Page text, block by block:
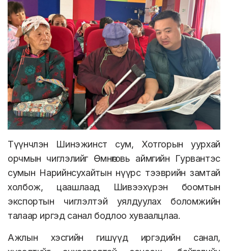
Түүнчлэн Шинэжинст сум, Хотгорын уурхай
орчмын чиглэлийг Өмнөговь аймгийн Гурвантэс
сумын Нарийнсухайтын нүүрс тээврийн замтай
холбож, цаашлаад Шивээхүрэн боомтын
экспортын чиглэлтэй уялдуулах боломжийн
талаар иргэд санал бодлоо хуваалцлаа.
Ажлын хэсгийн гишүүд иргэдийн санал,